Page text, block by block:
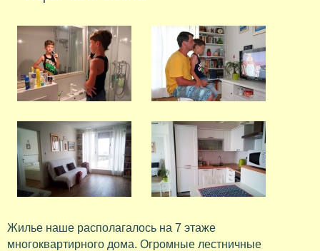
Жилье наше располагалось на 7 этаже
многоквартирного дома. Огромные лестничные